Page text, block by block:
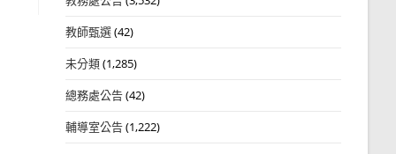
教師甄選(42)
未分類(1,285)
總務處公告(42)
輔導室公告(1,222)